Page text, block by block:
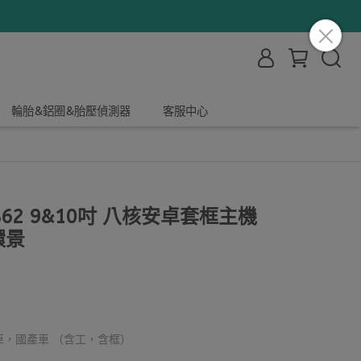
輪胎&鋁圈&胎壓偵測器 客服中心
9&10吋 八核安卓套框主機
景
國產車 （含工，含框）